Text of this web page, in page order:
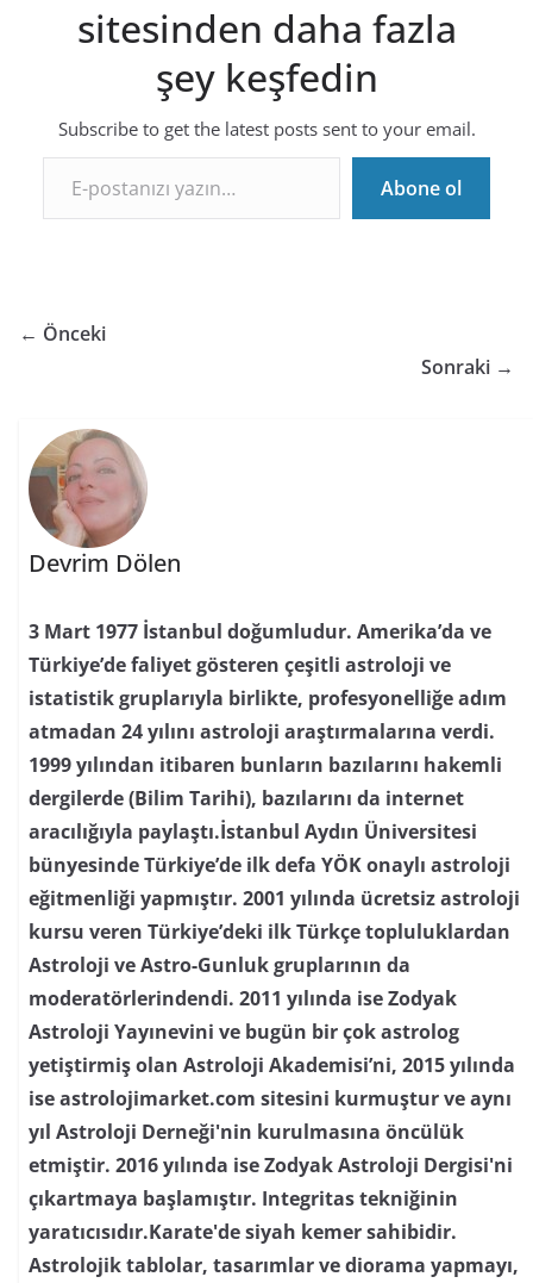
sitesinden daha fazla
şey keşfedin
Subscribe to get the latest posts sent to your email.
E-postanızı yazın…
Abone ol
← Önceki
Sonraki →
Devrim Dölen
3 Mart 1977 İstanbul doğumludur. Amerika’da ve
Türkiye’de faliyet gösteren çeşitli astroloji ve
istatistik gruplarıyla birlikte, profesyonelliğe adım
atmadan 24 yılını astroloji araştırmalarına verdi.
1999 yılından itibaren bunların bazılarını hakemli
dergilerde (Bilim Tarihi), bazılarını da internet
aracılığıyla paylaştı.İstanbul Aydın Üniversitesi
bünyesinde Türkiye’de ilk defa YÖK onaylı astroloji
eğitmenliği yapmıştır. 2001 yılında ücretsiz astroloji
kursu veren Türkiye’deki ilk Türkçe topluluklardan
Astroloji ve Astro-Gunluk gruplarının da
moderatörlerindendi. 2011 yılında ise Zodyak
Astroloji Yayınevini ve bugün bir çok astrolog
yetiştirmiş olan Astroloji Akademisi’ni, 2015 yılında
ise astrolojimarket.com sitesini kurmuştur ve aynı
yıl Astroloji Derneği'nin kurulmasına öncülük
etmiştir. 2016 yılında ise Zodyak Astroloji Dergisi'ni
çıkartmaya başlamıştır. Integritas tekniğinin
yaratıcısıdır.Karate'de siyah kemer sahibidir.
Astrolojik tablolar, tasarımlar ve diorama yapmayı,